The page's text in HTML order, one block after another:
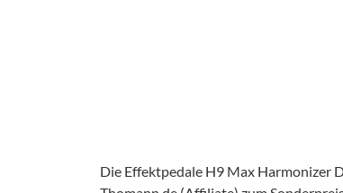
Die Effektpedale H9 Max Harmonizer